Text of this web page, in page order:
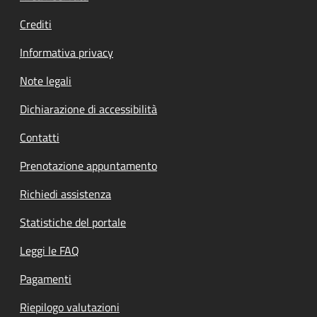
Crediti
Informativa privacy
Note legali
Dichiarazione di accessibilità
Contatti
Prenotazione appuntamento
Richiedi assistenza
Statistiche del portale
Leggi le FAQ
Pagamenti
Riepilogo valutazioni